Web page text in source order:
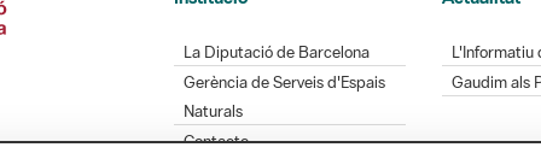
La Diputació de Barcelona
Gerència de Serveis d'Espais
Naturals
Contacte
L'Informatiu
Gaudim als